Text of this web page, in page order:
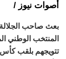
أصوات نيوز /
بعث صاحب